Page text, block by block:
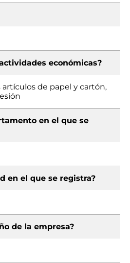
económicas?
de papel y cartón,
en el que se
en el que se registra?
de la empresa?